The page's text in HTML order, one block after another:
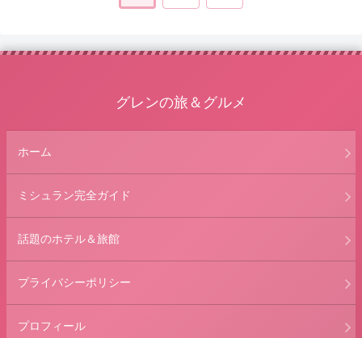
グレンの旅＆グルメ
ホーム
ミシュラン完全ガイド
話題のホテル＆旅館
プライバシーポリシー
プロフィール